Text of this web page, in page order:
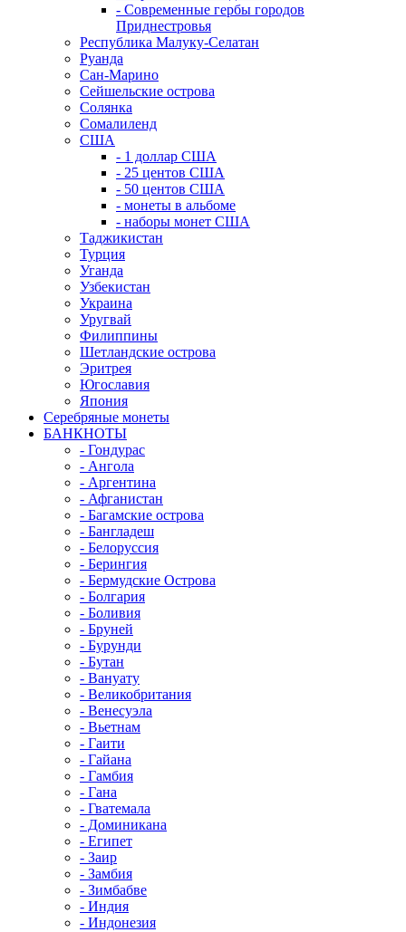
- Современные гербы городов
Приднестровья
Республика Малуку-Селатан
Руанда
Сан-Марино
Сейшельские острова
Солянка
Сомалиленд
США
- 1 доллар США
- 25 центов США
- 50 центов США
- монеты в альбоме
- наборы монет США
Таджикистан
Турция
Уганда
Узбекистан
Украина
Уругвай
Филиппины
Шетландские острова
Эритрея
Югославия
Япония
Серебряные монеты
БАНКНОТЫ
- Гондурас
- Ангола
- Аргентина
- Афганистан
- Багамские острова
- Бангладеш
- Белоруссия
- Берингия
- Бермудские Острова
- Болгария
- Боливия
- Бруней
- Бурунди
- Бутан
- Вануату
- Великобритания
- Венесуэла
- Вьетнам
- Гаити
- Гайана
- Гамбия
- Гана
- Гватемала
- Доминикана
- Египет
- Заир
- Замбия
- Зимбабве
- Индия
- Индонезия